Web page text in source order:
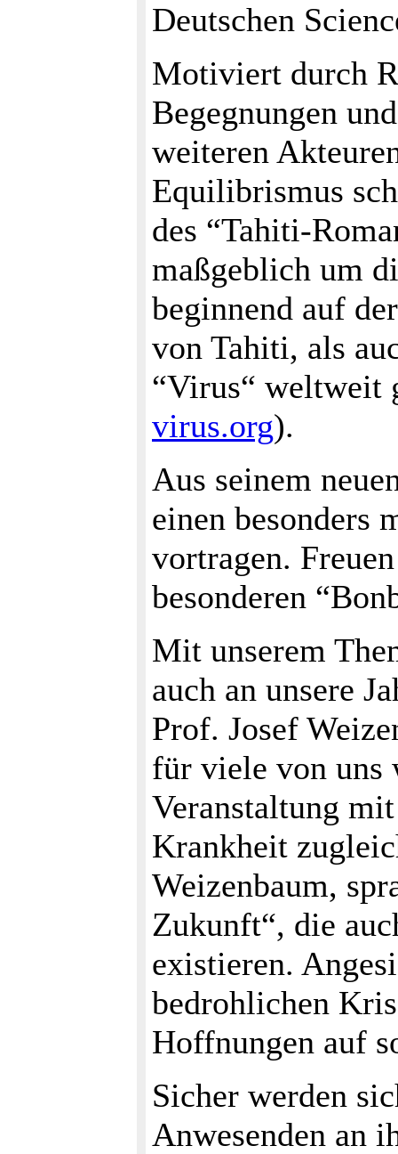
Deutschen
Motiviert durch
Begegnungen
weiteren
Equilibrismus
des “Tahiti-
maßgeblich um
beginnend auf
von Tahiti, als
“Virus“ weltweit
virus.org).
Aus seinem
einen besonders
vortragen.
besonderen
Mit unserem
auch an unsere
Prof. Josef
für viele von uns
Veranstaltung
Krankheit
Weizenbaum,
Zukunft“, die
existieren.
bedrohlichen
Hoffnungen auf
Sicher werden
Anwesenden an